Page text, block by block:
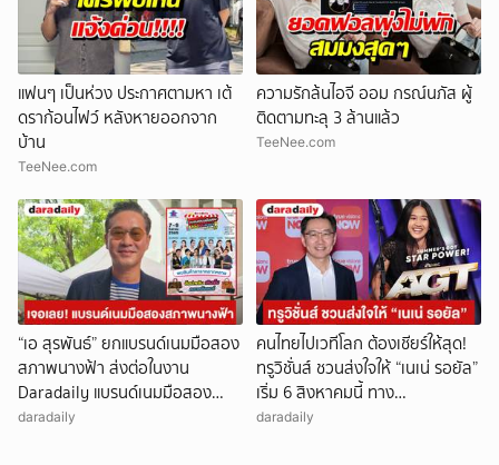
แฟนๆ เป็นห่วง ประกาศตามหา เต้
ดราก้อนไฟว์ หลังหายออกจาก
บ้าน
TeeNee.com
ความรักล้นไอจี ออม กรณ์นภัส ผู้
ติดตามทะลุ 3 ล้านแล้ว
TeeNee.com
“เอ สุรพันธ์” ยกแบรนด์เนมมือสอง
สภาพนางฟ้า ส่งต่อในงาน
Daradaily แบรนด์เนมมือสอง
ช้อปของดารา ซีซั่น 11 @พาราไดซ์
daradaily
คนไทยไปเวทีโลก ต้องเชียร์ให้สุด!
ทรูวิชั่นส์ ชวนส่งใจให้ “เนเน่ รอยัล”
เริ่ม 6 สิงหาคมนี้ ทาง
TrueVisions NOW และ True X-
daradaily